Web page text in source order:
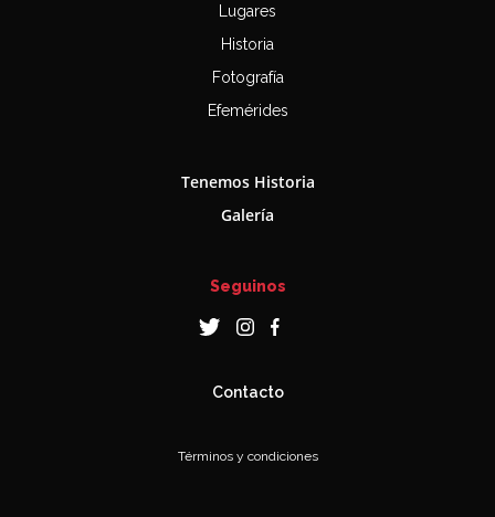
Lugares
Historia
Fotografía
Efemérides
Tenemos Historia
Galería
Seguinos
Contacto
Términos y condiciones